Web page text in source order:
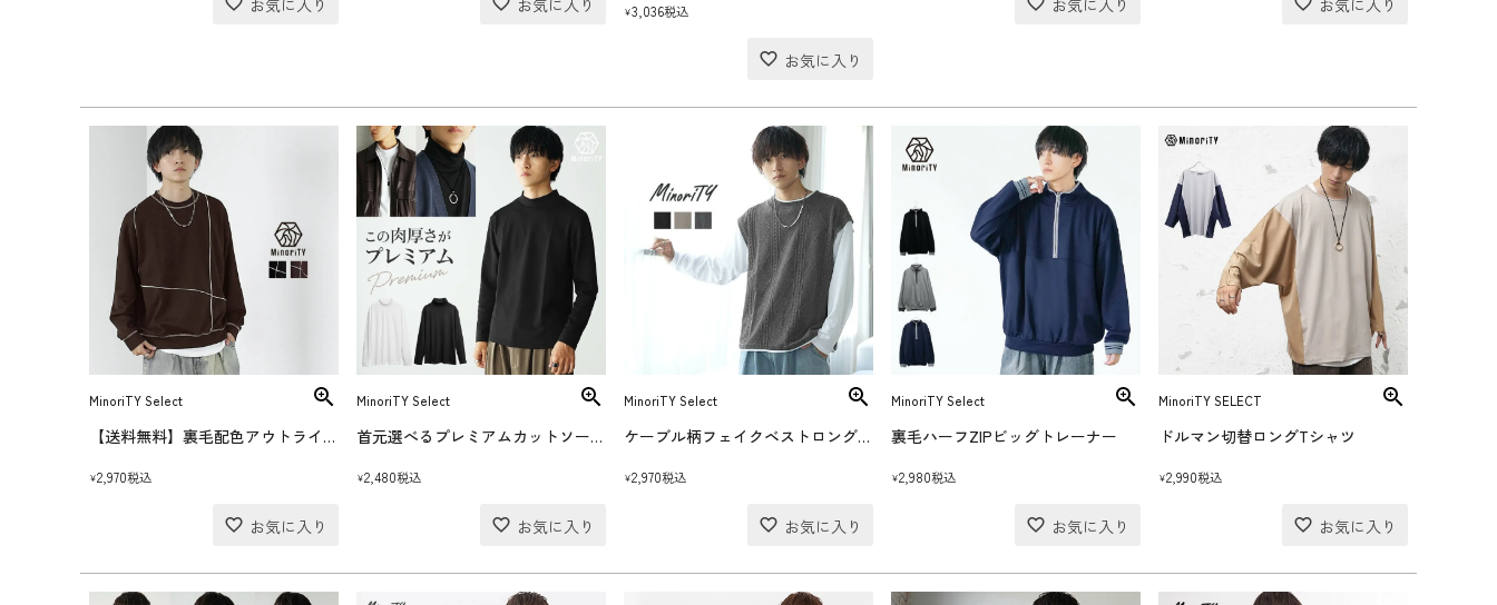
¥3,036税込
MinoriTY Select
【送料無料】裏毛配色アウトラインロックトレーナー
¥2,970税込
MinoriTY Select
首元選べるプレミアムカットソーロングTシャツ
¥2,480税込
MinoriTY Select
ケーブル柄フェイクベストロングＴシャツ
¥2,970税込
MinoriTY Select
裏毛ハーフZIPビッグトレーナー
¥2,980税込
MinoriTY SELECT
ドルマン切替ロングTシャツ
¥2,990税込